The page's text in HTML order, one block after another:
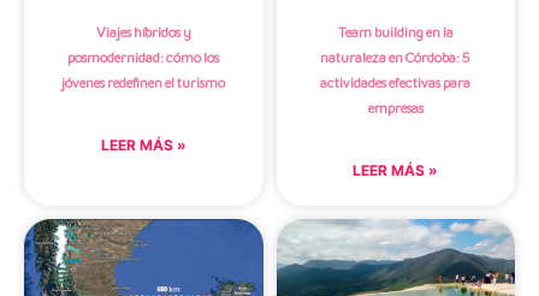
Viajes híbridos y
posmodernidad: cómo los
jóvenes redefinen el turismo
LEER MÁS »
Team building en la
naturaleza en Córdoba: 5
actividades efectivas para
empresas
LEER MÁS »